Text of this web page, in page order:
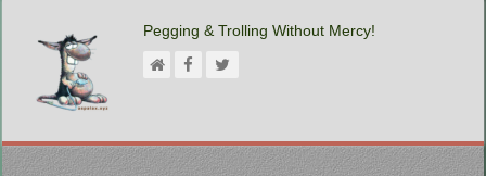
Pegging & Trolling Without Mercy!